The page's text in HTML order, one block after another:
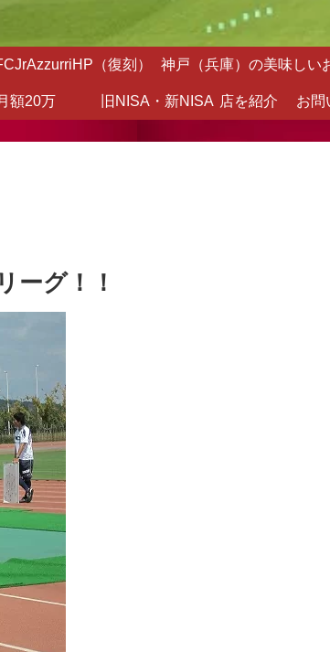
（復刻） 神戸（兵庫）の美味しい
店を紹介
額20万 旧NISA・新NISA お問
ーグ！！